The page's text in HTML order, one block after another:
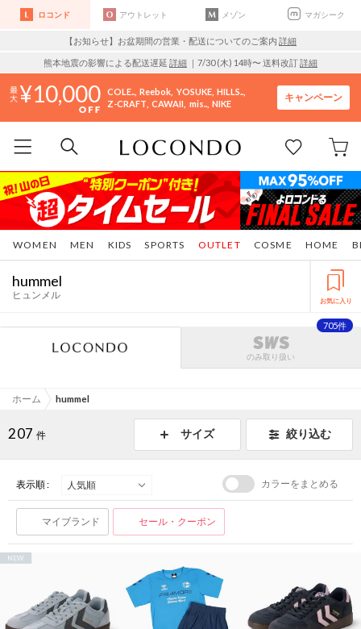
ロコンド アウトレット メゾン マガシーク
【お知らせ】お盆期間の営業・配送についてのご案内 詳細
熊本地震の影響による配送遅延 詳細 ｜7/30 (木) 14時〜 送料改訂詳細
10,000 COLE.. Reebok YOSUKE HILLS..
Z-CRAFT CAWAII mis.. NIKE
キャンペーン
WOMEN MEN KIDS SPORTS COSME HOME
OUTLET
hummel
ヒュンメル お気に入り
705件
のみ取り扱い
ホーム hummel
207 件 サイズ 絞り込む
表示順 : カラーをまとめる
マイブランド セール・クーポン
NEW